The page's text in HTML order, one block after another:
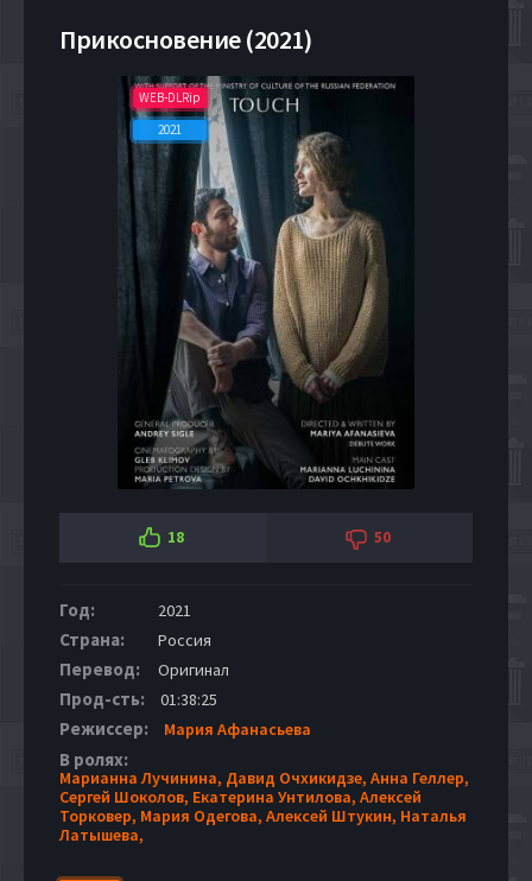
Прикосновение (2021)
WEB-DLRip
2021
18 50
Год: 2021
Страна: Россия
Перевод: Оригинал
Прод-сть: 01:38:25
Режиссер: Мария Афанасьева
В ролях:
Марианна Лучинина, Давид Очхикидзе, Анна Геллер,
Сергей Шоколов, Екатерина Унтилова, Алексей
Торковер, Мария Одегова, Алексей Штукин, Наталья
Латышева,